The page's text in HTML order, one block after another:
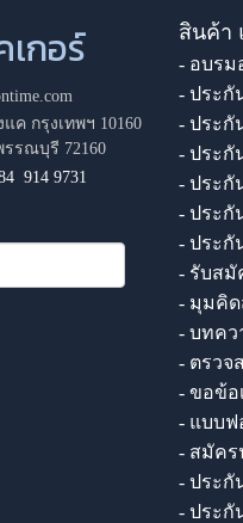
กอร์
ค กรุงเทพฯ 10160
รณบุรี 72160
914 9731
สินค้า
- อบรม
- ประกั
- ประกั
- ประกั
- ประกั
- ประกั
- ประกั
- รับส
- มุมคิด
- บทคว
- ตรวจ
- ขอข้อ
- แบบฟ
- สมัคร
- ประกั
- ประกั